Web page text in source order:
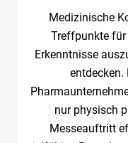
Medizinische
Treffpunkte für
Erkenntnisse
entdecken.
nur physisch
Messeauftritt